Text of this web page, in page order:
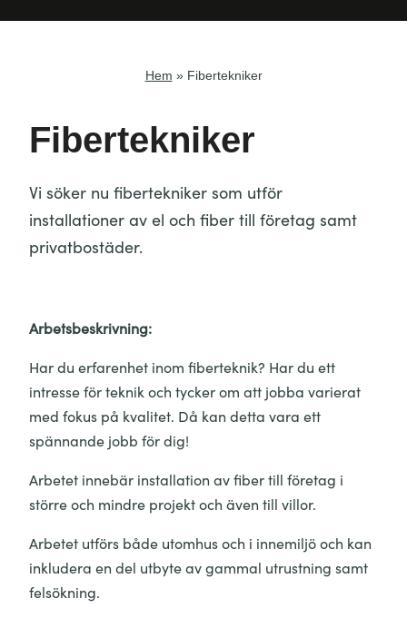
Hem » Fibertekniker
Fibertekniker
Vi söker nu fibertekniker som utför
installationer av el och fiber till företag samt
privatbostäder.
Arbetsbeskrivning:
Har du erfarenhet inom fiberteknik? Har du ett
intresse för teknik och tycker om att jobba varierat
med fokus på kvalitet. Då kan detta vara ett
spännande jobb för dig!
Arbetet innebär installation av fiber till företag i
större och mindre projekt och även till villor.
Arbetet utförs både utomhus och i innemiljö och kan
inkludera en del utbyte av gammal utrustning samt
felsökning.